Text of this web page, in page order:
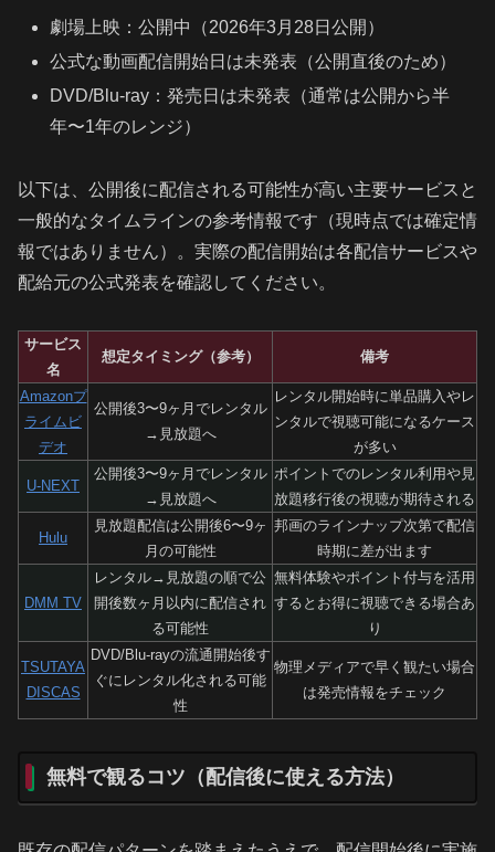
劇場上映：公開中（2026年3月28日公開）
公式な動画配信開始日は未発表（公開直後のため）
DVD/Blu-ray：発売日は未発表（通常は公開から半
年〜1年のレンジ）
以下は、公開後に配信される可能性が高い主要サービスと
一般的なタイムラインの参考情報です（現時点では確定情
報ではありません）。実際の配信開始は各配信サービスや
配給元の公式発表を確認してください。
サービス
名
想定タイミング（参考） 備考
Amazonプ
ライムビ
デオ
公開後3〜9ヶ月でレンタル
→見放題へ
レンタル開始時に単品購入やレ
ンタルで視聴可能になるケース
が多い
U-NEXT
公開後3〜9ヶ月でレンタル
→見放題へ
ポイントでのレンタル利用や見
放題移行後の視聴が期待される
Hulu
見放題配信は公開後6〜9ヶ
月の可能性
邦画のラインナップ次第で配信
時期に差が出ます
DMM TV
レンタル→見放題の順で公
開後数ヶ月以内に配信され
る可能性
無料体験やポイント付与を活用
するとお得に視聴できる場合あ
り
TSUTAYA
DISCAS
DVD/Blu-rayの流通開始後す
ぐにレンタル化される可能
性
物理メディアで早く観たい場合
は発売情報をチェック
無料で観るコツ（配信後に使える方法）